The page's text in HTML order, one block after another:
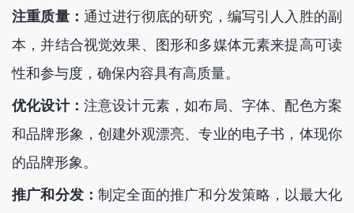
注重质量： 通过进行彻底的研究，编写引人入胜的副
本，并结合视觉效果、图形和多媒体元素来提高可读
性和参与度，确保内容具有高质量。
优化设计： 注意设计元素，如布局、字体、配色方案
和品牌形象，创建外观漂亮、专业的电子书，体现你
的品牌形象。
推广和分发：制定全面的推广和分发策略，以最大化